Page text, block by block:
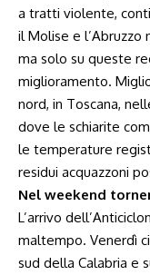
a tratti violente,
il Molise e
ma solo su queste
miglioramento.
nord, in Toscana,
dove le schiarite
le temperature
residui acquazzoni
Nel weekend
L’arrivo
maltempo. Venerdì
sud della Calabria e